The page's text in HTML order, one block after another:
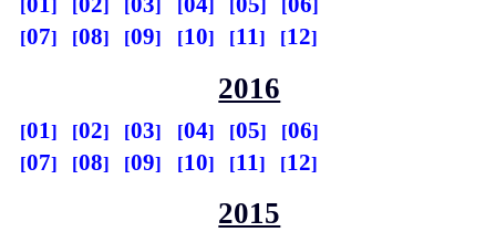
07
08 09 10 11 12
2016
01 02 03 04 05
06
07
08 09 10 11 12
2015